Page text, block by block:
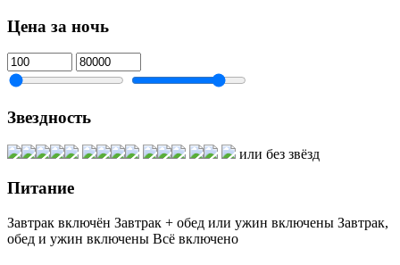
Цена за ночь
Звездность
или без звёзд
Питание
Завтрак включён Завтрак + обед или ужин включены Завтрак,
обед и ужин включены Всё включено